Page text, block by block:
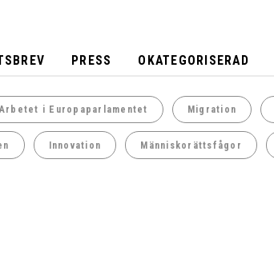
PRESS OKATEGORISERAD
Arbetet i Europaparlamentet Migration
Innovation Människorättsfågor